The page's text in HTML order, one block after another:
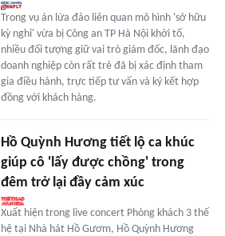
Trong vụ án lừa đảo liên quan mô hình 'sở hữu
kỳ nghỉ' vừa bị Công an TP Hà Nội khởi tố,
nhiều đối tượng giữ vai trò giám đốc, lãnh đạo
doanh nghiệp còn rất trẻ đã bị xác định tham
gia điều hành, trực tiếp tư vấn và ký kết hợp
đồng với khách hàng.
Hồ Quỳnh Hương tiết lộ ca khúc
giúp cô 'lấy được chồng' trong
đêm trở lại đầy cảm xúc
Xuất hiện trong live concert Phòng khách 3 thế
hệ tại Nhà hát Hồ Gươm, Hồ Quỳnh Hương